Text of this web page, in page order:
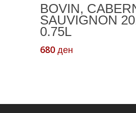
BOVIN,
SAUVIGNON
0.75L
680ден